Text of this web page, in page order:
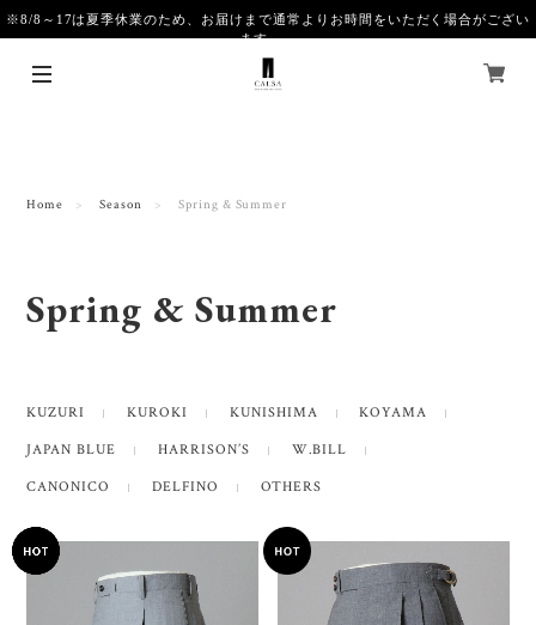
※8/8～17は夏季休業のため、お届けまで通常よりお時間をいただく場合がござい
ます。
Home Season Spring & Summer
Spring & Summer
KUZURI KUROKI KUNISHIMA KOYAMA
JAPAN BLUE HARRISON’S W.BILL
CANONICO DELFINO OTHERS